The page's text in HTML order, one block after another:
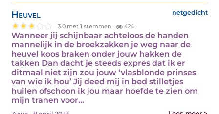
Heuvel netgedicht
3.0 met 1 stemmen 424
Wanneer jij schijnbaar achteloos de handen
mannelijk in de broekzakken je weg naar de
heuvel koos braken onder jouw hakken de
takken Dan dacht je steeds expres dat ik er
ditmaal niet zijn zou jouw ‘vlasblonde prinses
van wie ik hou’ Jij deed mij in bed stilletjes
huilen ofschoon ik jou maar hoefde te zien om
mijn tranen voor…